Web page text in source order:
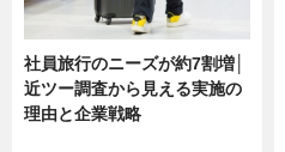
社員旅行のニーズが約7割増│
近ツー調査から見える実施の
理由と企業戦略